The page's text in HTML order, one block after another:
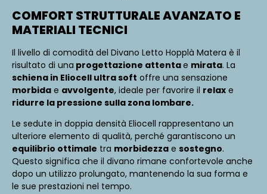
COMFORT STRUTTURALE AVANZATO E
MATERIALI TECNICI
Il livello di comodità del Divano Letto Hopplà Matera è il
risultato di una progettazione attentae mirata. La
schiena in Eliocell ultra soft offre una sensazione
morbida e avvolgente, ideale per favorire il relax e
ridurre la pressione sulla zona lombare.
Le sedute in doppia densità Eliocell rappresentano un
ulteriore elemento di qualità, perché garantiscono un
equilibrio ottimale tra morbidezza e sostegno.
Questo significa che il divano rimane confortevole anche
dopo un utilizzo prolungato, mantenendo la sua forma e
le sue prestazioni nel tempo.